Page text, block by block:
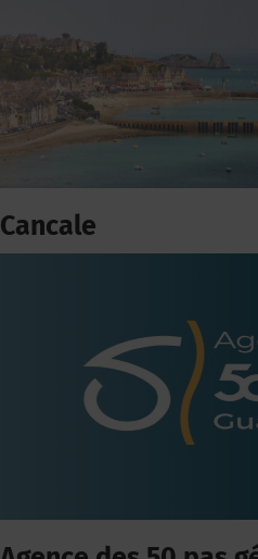
Cancale